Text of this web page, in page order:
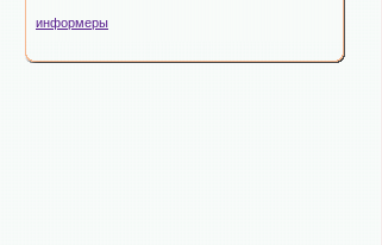
информеры